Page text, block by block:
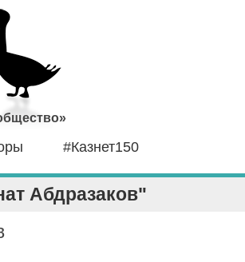
#Казнет150
Абдразаков"